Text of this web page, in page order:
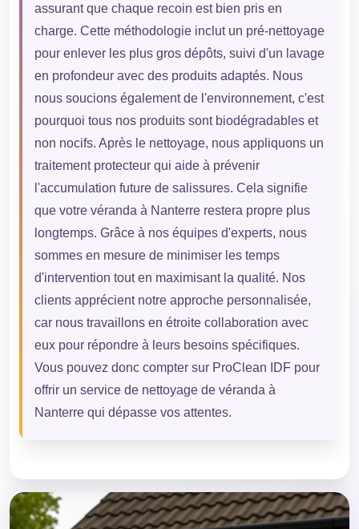
assurant que chaque recoin est bien pris en
charge. Cette méthodologie inclut un pré-nettoyage
pour enlever les plus gros dépôts, suivi d'un lavage
en profondeur avec des produits adaptés. Nous
nous soucions également de l'environnement, c'est
pourquoi tous nos produits sont biodégradables et
non nocifs. Après le nettoyage, nous appliquons un
traitement protecteur qui aide à prévenir
l'accumulation future de salissures. Cela signifie
que votre véranda à Nanterre restera propre plus
longtemps. Grâce à nos équipes d'experts, nous
sommes en mesure de minimiser les temps
d'intervention tout en maximisant la qualité. Nos
clients apprécient notre approche personnalisée,
car nous travaillons en étroite collaboration avec
eux pour répondre à leurs besoins spécifiques.
Vous pouvez donc compter sur ProClean IDF pour
offrir un service de nettoyage de véranda à
Nanterre qui dépasse vos attentes.